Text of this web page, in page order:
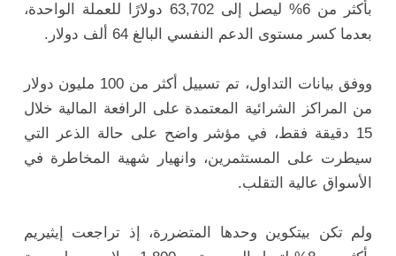
بأكثر من 6% ليصل إلى 63,702 دولارًا للعملة الواحدة،
بعدما كسر مستوى الدعم النفسي البالغ 64 ألف دولار.
ووفق بيانات التداول، تم تسييل أكثر من 100 مليون دولار
من المراكز الشرائية المعتمدة على الرافعة المالية خلال
15 دقيقة فقط، في مؤشر واضح على حالة الذعر التي
سيطرت على المستثمرين، وانهيار شهية المخاطرة في
الأسواق عالية التقلب.
ولم تكن بيتكوين وحدها المتضررة، إذ تراجعت إيثيريم